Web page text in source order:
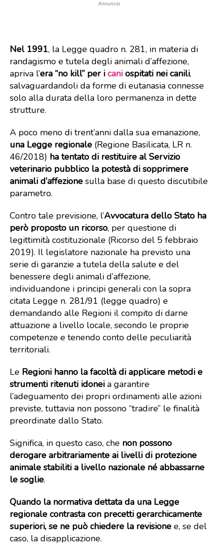
Annuncio
Nel 1991, la Legge quadro n. 281, in materia di
randagismo e tutela degli animali d’affezione,
apriva l’era “no kill” per i cani ospitati nei canili,
salvaguardandoli da forme di eutanasia connesse
solo alla durata della loro permanenza in dette
strutture.
A poco meno di trent’anni dalla sua emanazione,
una Legge regionale (Regione Basilicata, LR n.
46/2018) ha tentato di restituire al Servizio
veterinario pubblico la potestà di sopprimere
animali d’affezione sulla base di questo discutibile
parametro.
Contro tale previsione, l’Avvocatura dello Stato ha
però proposto un ricorso, per questione di
legittimità costituzionale (Ricorso del 5 febbraio
2019). Il legislatore nazionale ha previsto una
serie di garanzie a tutela della salute e del
benessere degli animali d’affezione,
individuandone i principi generali con la sopra
citata Legge n. 281/91 (legge quadro) e
demandando alle Regioni il compito di darne
attuazione a livello locale, secondo le proprie
competenze e tenendo conto delle peculiarità
territoriali.
Le Regioni hanno la facoltà di applicare metodi e
strumenti ritenuti idonei a garantire
l’adeguamento dei propri ordinamenti alle azioni
previste, tuttavia non possono “tradire” le finalità
preordinate dallo Stato.
Significa, in questo caso, che non possono
derogare arbitrariamente ai livelli di protezione
animale stabiliti a livello nazionale né abbassarne
le soglie.
Quando la normativa dettata da una Legge
regionale contrasta con precetti gerarchicamente
superiori, se ne può chiedere la revisione e, se del
caso, la disapplicazione.